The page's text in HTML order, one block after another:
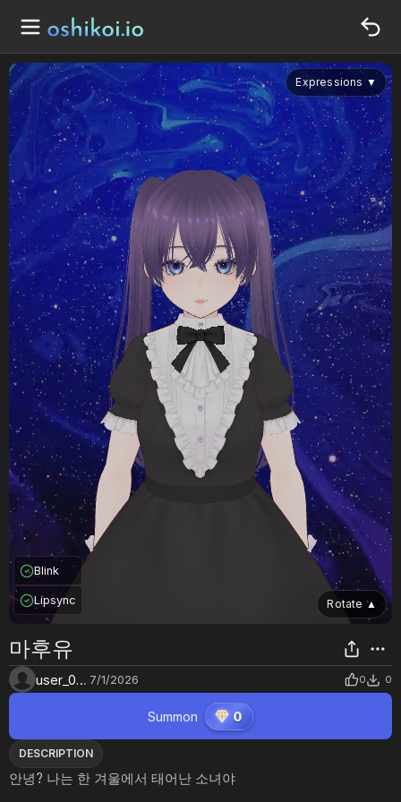
Rotate ▲
Expressions ▼
Blink
Lipsync
마후유
user_0wzaodbi 7/1/2026 0 0
Summon 0
DESCRIPTION
안녕? 나는 한 겨울에서 태어난 소녀야